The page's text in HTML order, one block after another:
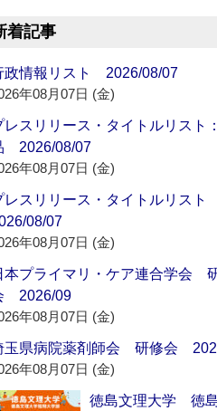
着記事
政情報リスト 2026/08/07
年08月07日 (金)
レスリリース・タイトルリスト
2026/08/07
年08月07日 (金)
レスリリース・タイトルリスト
08/07
年08月07日 (金)
本プライマリ・ケア連合学会
2026/09
年08月07日 (金)
玉県病院薬剤師会 研修会
年08月07日 (金)
徳島文理大学 徳